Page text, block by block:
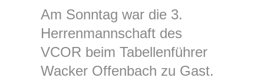
Am Sonntag war die 3.
Herrenmannschaft des
VCOR beim Tabellenführer
Wacker Offenbach zu Gast.